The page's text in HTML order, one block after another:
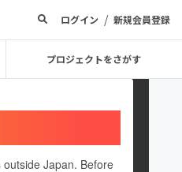
ログイン / 新規会員登録
プロジェクトをさがす
Japan. Before